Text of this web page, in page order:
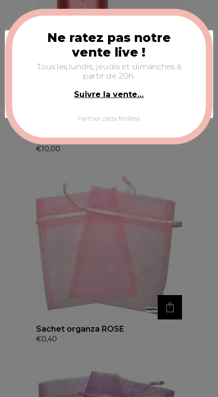
Parfum LE MUSE ROUGE (femme)
€10,00
Sachet organza ROSE
€0,40
Acceptation des cookies
vous offrir la meilleure expérience sur notre site
Configurer la sélection ACCEPTER TOUS
Ne ratez pas notre
vente live !
Tous les lundis, jeudis et dimanches à
partir de 20h.
Suivre la vente…
Fermer cette fenêtre